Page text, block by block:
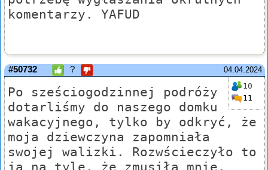
komentarzy. YAFUD
04.04.2024
#50732 ?
10
11
Po sześciogodzinnej podróży
dotarliśmy do naszego domku
wakacyjnego, tylko by odkryć, że
moja dziewczyna zapomniała
swojej walizki. Rozwścieczyło to
ją na tyle, że zmusiła mnie,